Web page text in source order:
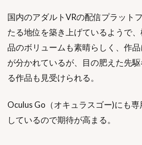
国内のアダルトVRの配信プラット
たる地位を築き上げているようで
品のボリュームも素晴らしく、作
が分かれているが、目の肥えた先
る作品も見受けられる。
Oculus Go（オキュラスゴー)にも
しているので期待が高まる。